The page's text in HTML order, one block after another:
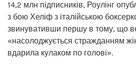
14,2 млн підписників, Роулінг
з бою Хеліф з італійською
звинувативши першу в тому, що
«насолоджується стражданням
вдарила кулаком по голові».